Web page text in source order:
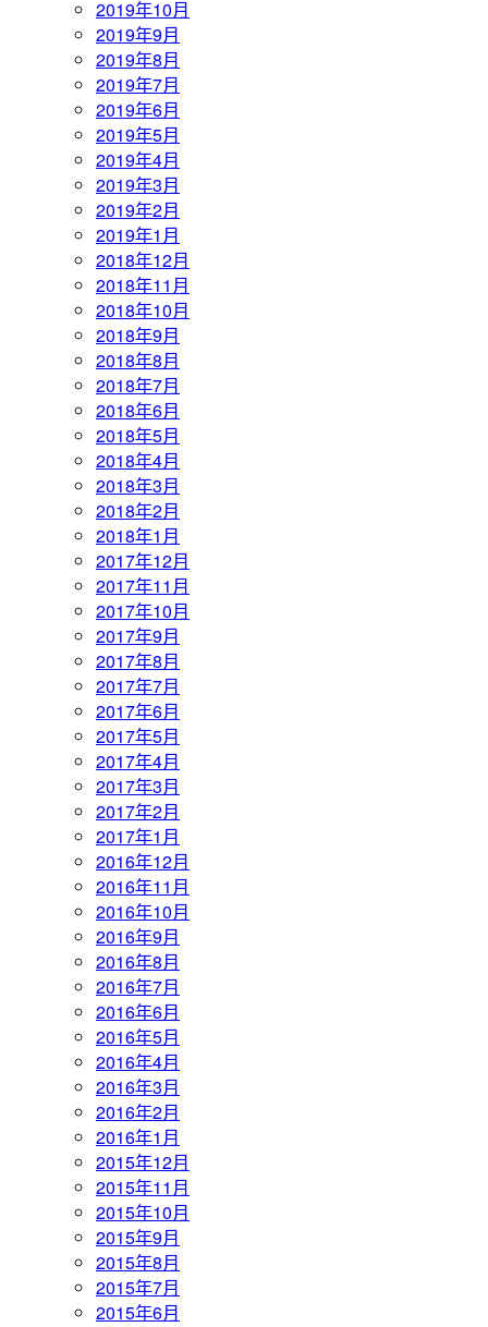
2019年10月
2019年9月
2019年8月
2019年7月
2019年6月
2019年5月
2019年4月
2019年3月
2019年2月
2019年1月
2018年12月
2018年11月
2018年10月
2018年9月
2018年8月
2018年7月
2018年6月
2018年5月
2018年4月
2018年3月
2018年2月
2018年1月
2017年12月
2017年11月
2017年10月
2017年9月
2017年8月
2017年7月
2017年6月
2017年5月
2017年4月
2017年3月
2017年2月
2017年1月
2016年12月
2016年11月
2016年10月
2016年9月
2016年8月
2016年7月
2016年6月
2016年5月
2016年4月
2016年3月
2016年2月
2016年1月
2015年12月
2015年11月
2015年10月
2015年9月
2015年8月
2015年7月
2015年6月